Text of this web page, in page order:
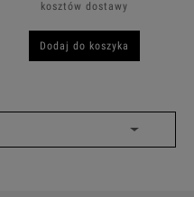
kosztów dostawy
Dodaj do koszyka